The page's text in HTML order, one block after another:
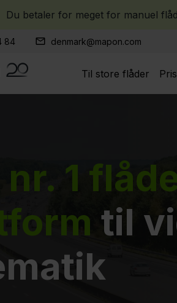
Du betaler for meget for manuel
84 denmark@mapon.com
Til store flåder
nr. 1
til